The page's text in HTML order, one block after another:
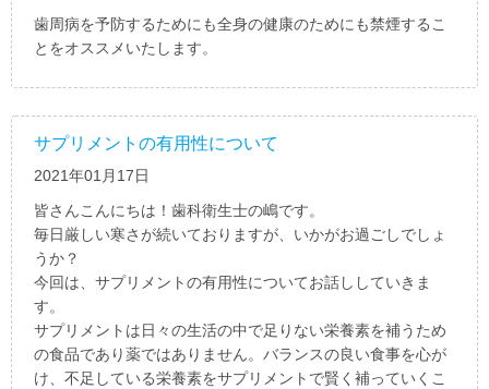
歯周病を予防するためにも全身の健康のためにも禁煙するこ
とをオススメいたします。
サプリメントの有用性について
2021年01月17日
皆さんこんにちは！歯科衛生士の嶋です。
毎日厳しい寒さが続いておりますが、いかがお過ごしでしょ
うか？
今回は、サプリメントの有用性についてお話ししていきま
す。
サプリメントは日々の生活の中で足りない栄養素を補うため
の食品であり薬ではありません。バランスの良い食事を心が
け、不足している栄養素をサプリメントで賢く補っていくこ